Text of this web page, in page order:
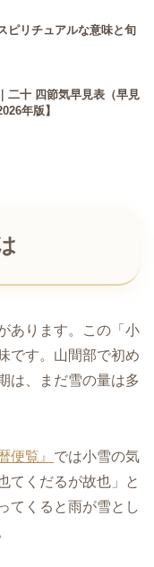
ピリチュアルな意味と旬
二十 四節気早見表（早見
年版】
あります。この「小
です。山間部で初め
は、まだ雪の量は多
便覧』 では小雪の気
てくだるが故也」と
てくると雨が雪とし